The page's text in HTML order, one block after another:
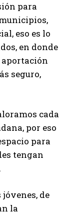
para
eso es lo
en donde
aportación
seguro,
cada
por eso
para
tengan
jóvenes, de
la